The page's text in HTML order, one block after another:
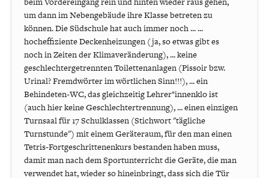
um dann im Nebengebäude ihre Klasse betreten zu
können. Die Südschule hat auch immer noch ... ...
hocheffiziente Deckenheizungen (ja, so etwas gibt es
noch in Zeiten der Klimaveränderung), ... keine
geschlechtergetrennten Toilettenanlagen (Pissoir bzw.
Urinal? Fremdwörter im wörtlichen Sinn!!!), ... ein
Behindeten-WC, das gleichzeitig Lehrer*innenklo ist
(auch hier keine Geschlechtertrennung), ... einen einzigen
Turnsaal für 17 Schulklassen (Stichwort "tägliche
Turnstunde") mit einem Geräteraum, für den man einen
Tetris-Fortgeschrittenenkurs bestanden haben muss,
damit man nach dem Sportunterricht die Geräte, die man
verwendet hat, wieder so hineinbringt, dass sich die Tür